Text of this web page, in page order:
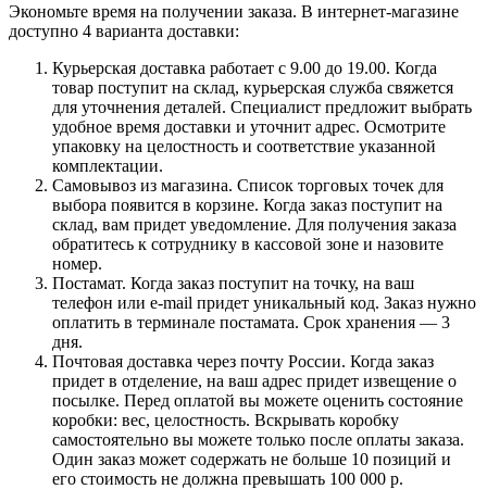
Экономьте время на получении заказа. В интернет-магазине
доступно 4 варианта доставки:
Курьерская доставка работает с 9.00 до 19.00. Когда
товар поступит на склад, курьерская служба свяжется
для уточнения деталей. Специалист предложит выбрать
удобное время доставки и уточнит адрес. Осмотрите
упаковку на целостность и соответствие указанной
комплектации.
Самовывоз из магазина. Список торговых точек для
выбора появится в корзине. Когда заказ поступит на
склад, вам придет уведомление. Для получения заказа
обратитесь к сотруднику в кассовой зоне и назовите
номер.
Постамат. Когда заказ поступит на точку, на ваш
телефон или e-mail придет уникальный код. Заказ нужно
оплатить в терминале постамата. Срок хранения — 3
дня.
Почтовая доставка через почту России. Когда заказ
придет в отделение, на ваш адрес придет извещение о
посылке. Перед оплатой вы можете оценить состояние
коробки: вес, целостность. Вскрывать коробку
самостоятельно вы можете только после оплаты заказа.
Один заказ может содержать не больше 10 позиций и
его стоимость не должна превышать 100 000 р.